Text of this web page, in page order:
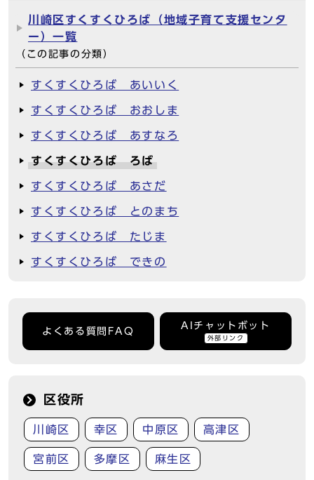
川崎区すくすくひろば（地域子育て支援センタ
ー）一覧
（この記事の分類）
すくすくひろば あいいく
すくすくひろば おおしま
すくすくひろば あすなろ
すくすくひろば ろば
すくすくひろば あさだ
すくすくひろば とのまち
すくすくひろば たじま
すくすくひろば できの
よくある質問FAQ
AIチャットボット
外部リンク
区役所
川崎区 幸区 中原区 高津区
宮前区 多摩区 麻生区